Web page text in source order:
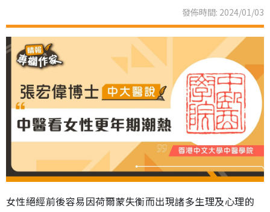
發佈時間: 2024/01/03
女性絕經前後容易因荷爾蒙失衡而出現諸多生理及心理的